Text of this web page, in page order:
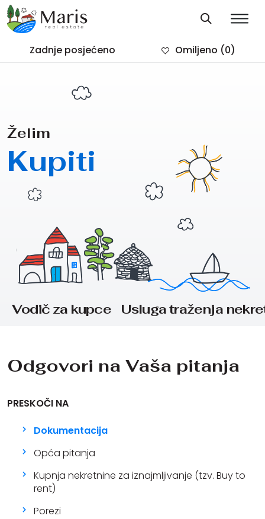
Zadnje posjećeno Omiljeno (0)
Želim
Kupiti
Vodič za kupce Usluga traženja
Odgovori na Vaša pitanja
PRESKOČI NA
Dokumentacija
Opća pitanja
Kupnja nekretnine za iznajmljivanje (tzv. Buy to
rent)
Porezi